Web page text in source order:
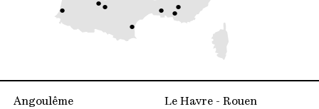
FAQ
Newsletter
Angoulême
Le Havre - Rouen